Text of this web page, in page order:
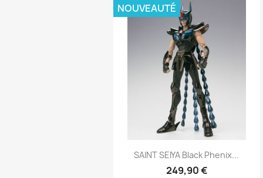
Aperçu rapide
SAINT SEIYA Black Phenix...
249,90 €
NOUVEAUTÉ